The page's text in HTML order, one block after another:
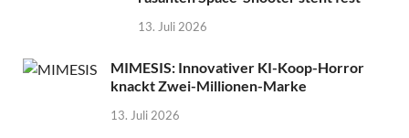
13. Juli 2026
MIMESIS: Innovativer KI-Koop-Horror
knackt Zwei-Millionen-Marke
13. Juli 2026